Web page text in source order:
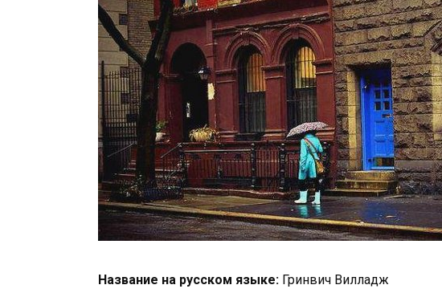
Название на русском языке: Гринвич Вилладж